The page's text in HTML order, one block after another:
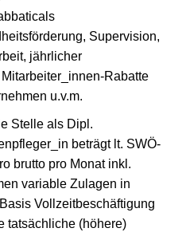
Supervision,
jährlicher
Rabatte
u.v.m.
Stelle als Dipl.
beträgt lt. SWÖ-
brutto pro Monat inkl.
variable Zulagen in
Vollzeitbeschäftigung
tatsächliche (höhere)